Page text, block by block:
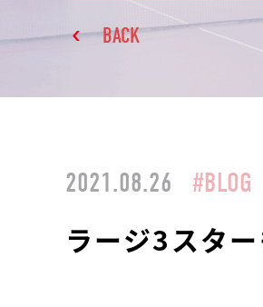
BACK
2021.08.26 #BLOG
ラージ3スタ